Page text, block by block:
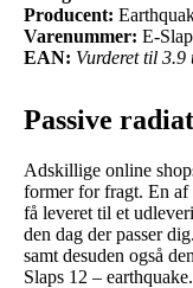
Producent:
Varenummer: E-
EAN: Vurderet til 3.9
Passive
Adskillige online
former for fragt. En
få leveret til et
den dag der passer
samt desuden også
Slaps 12 – earthquake.